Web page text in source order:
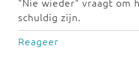
schuldig zijn.
Reageer